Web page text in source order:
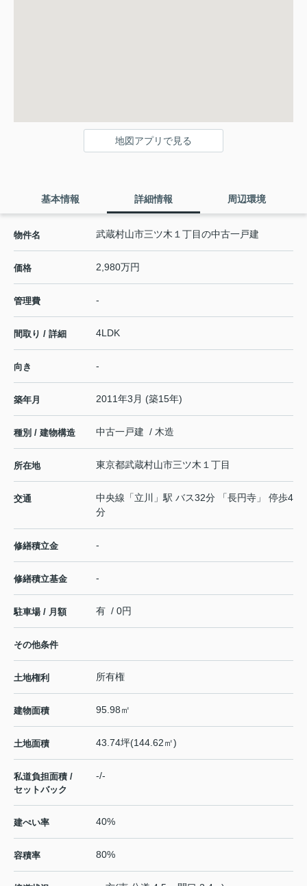
地図アプリで見る
基本情報 詳細情報 周辺環境
物件名 武蔵村山市三ツ木１丁目の中古一戸建
価格 2,980万円
管理費 -
間取り / 詳細 4LDK
向き -
築年月 2011年3月 (築15年)
種別 / 建物構造 中古一戸建 / 木造
所在地 東京都武蔵村山市三ツ木 １丁目
交通 中央線 「立川
」駅 バス32分 「長円寺」 停歩4
分
修繕積立金 -
修繕積立基金 -
駐車場 / 月額 有 / 0円
その他条件
土地権利 所有権
建物面積 95.98㎡
土地面積 43.74坪(144.62㎡)
私道負担面積 /
セットバック
-/-
建ぺい率 40%
容積率 80%